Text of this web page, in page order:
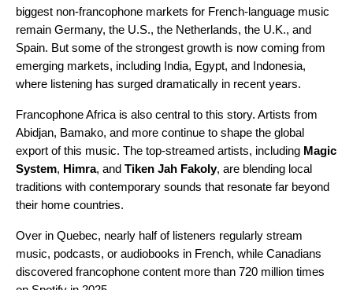
biggest non-francophone markets for French-language music
remain Germany, the U.S., the Netherlands, the U.K., and
Spain. But some of the strongest growth is now coming from
emerging markets, including India, Egypt, and Indonesia,
where listening has surged dramatically in recent years.
Francophone Africa is also central to this story. Artists from
Abidjan, Bamako, and more continue to shape the global
export of this music. The top-streamed artists, including Magic
System, Himra, and Tiken Jah Fakoly, are blending local
traditions with contemporary sounds that resonate far beyond
their home countries.
Over in Quebec, nearly half of listeners regularly stream
music, podcasts, or audiobooks in French, while Canadians
discovered francophone content more than 720 million times